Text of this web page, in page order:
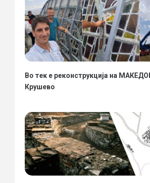
Во тек е реконструкција на
Крушево